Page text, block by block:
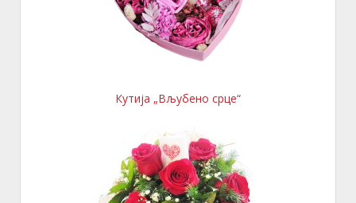
Кутија „Вљубено срце“